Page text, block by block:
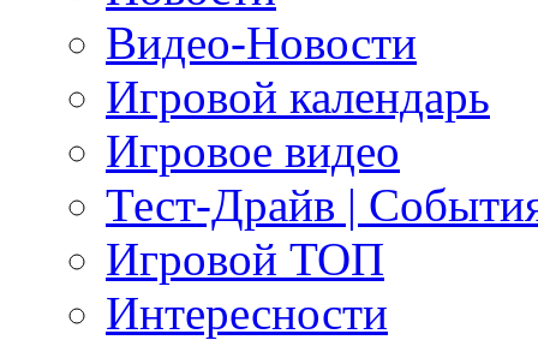
Видео-Новости
Игровой календарь
Игровое видео
Тест-Драйв |
Игровой ТОП
Интересности